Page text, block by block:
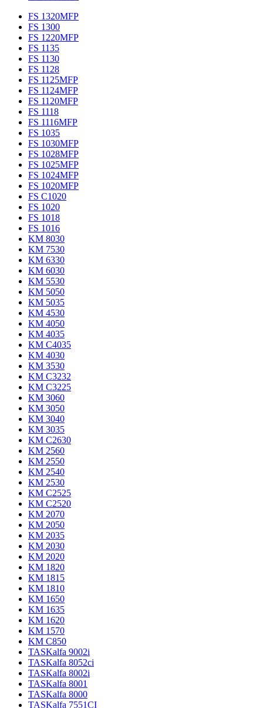
FS 1320MFP
FS 1300
FS 1220MFP
FS 1135
FS 1130
FS 1128
FS 1125MFP
FS 1124MFP
FS 1120MFP
FS 1118
FS 1116MFP
FS 1035
FS 1030MFP
FS 1028MFP
FS 1025MFP
FS 1024MFP
FS 1020MFP
FS C1020
FS 1020
FS 1018
FS 1016
KM 8030
KM 7530
KM 6330
KM 6030
KM 5530
KM 5050
KM 5035
KM 4530
KM 4050
KM 4035
KM C4035
KM 4030
KM 3530
KM C3232
KM C3225
KM 3060
KM 3050
KM 3040
KM 3035
KM C2630
KM 2560
KM 2550
KM 2540
KM 2530
KM C2525
KM C2520
KM 2070
KM 2050
KM 2035
KM 2030
KM 2020
KM 1820
KM 1815
KM 1810
KM 1650
KM 1635
KM 1620
KM 1570
KM C850
TASKalfa 9002i
TASKalfa 8052ci
TASKalfa 8002i
TASKalfa 8001
TASKalfa 8000
TASKalfa 7551CI